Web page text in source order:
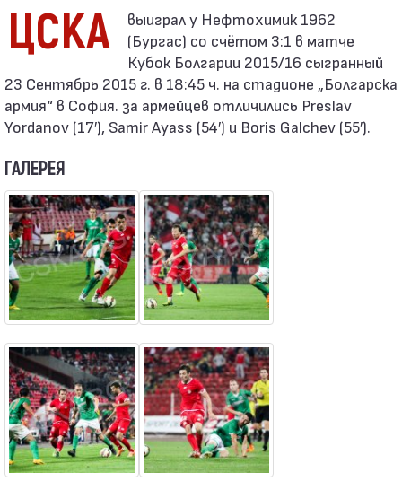
ЦСКА
(Бургас) со счётом 3:1 в матче
Кубок Болгарии 2015/16 сыгранный
23 Сентябрь 2015 г. в 18:45 ч. на стадионе „Болгарска
армия“ в София. за армейцев отличились Preslav
Yordanov (17′), Samir Ayass (54′) и Boris Galchev (55′).
ГАЛЕРЕЯ